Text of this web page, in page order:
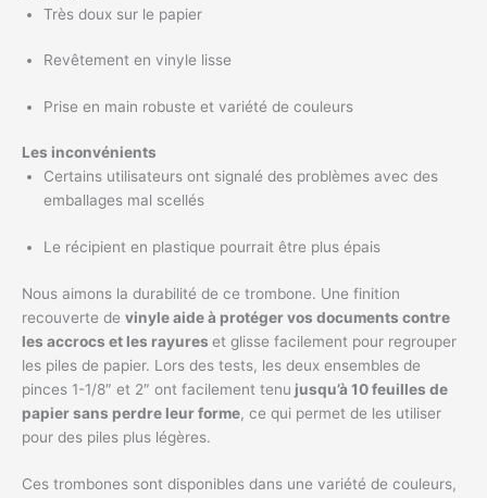
Très doux sur le papier
Revêtement en vinyle lisse
Prise en main robuste et variété de couleurs
Les inconvénients
Certains utilisateurs ont signalé des problèmes avec des
emballages mal scellés
Le récipient en plastique pourrait être plus épais
Nous aimons la durabilité de ce trombone. Une finition
recouverte de vinyle aide à protéger vos documents contre
les accrocs et les rayures et glisse facilement pour regrouper
les piles de papier. Lors des tests, les deux ensembles de
pinces 1-1/8″ et 2″ ont facilement tenu jusqu’à 10 feuilles de
papier sans perdre leur forme, ce qui permet de les utiliser
pour des piles plus légères.
Ces trombones sont disponibles dans une variété de couleurs,